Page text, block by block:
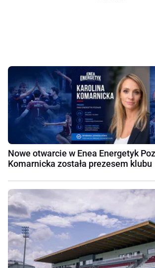
Nowe otwarcie w Enea Energetyk
Komarnicka została prezesem klubu